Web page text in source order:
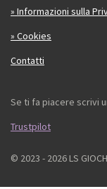
» Informazioni sulla
» Cookies
Contatti
Se ti fa piacere scrivi
Trustpilot
© 2023 - 2026 LS